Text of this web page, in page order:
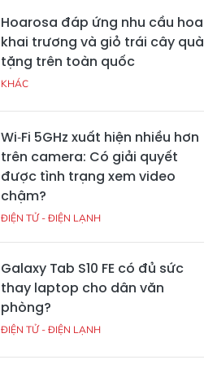
Hoarosa đáp ứng nhu cầu hoa
khai trương và giỏ trái cây quà
tặng trên toàn quốc
KHÁC
Wi‑Fi 5GHz xuất hiện nhiều hơn
trên camera: Có giải quyết
được tình trạng xem video
chậm?
ĐIỆN TỬ - ĐIỆN LẠNH
Galaxy Tab S10 FE có đủ sức
thay laptop cho dân văn
phòng?
ĐIỆN TỬ - ĐIỆN LẠNH